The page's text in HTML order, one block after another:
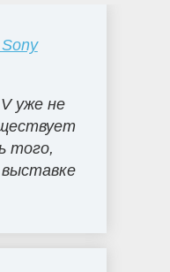
уже не
того,